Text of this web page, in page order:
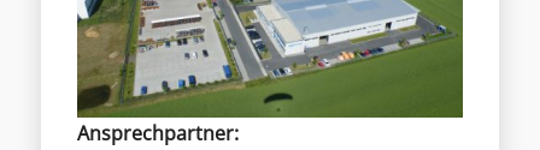
Ansprechpartner: